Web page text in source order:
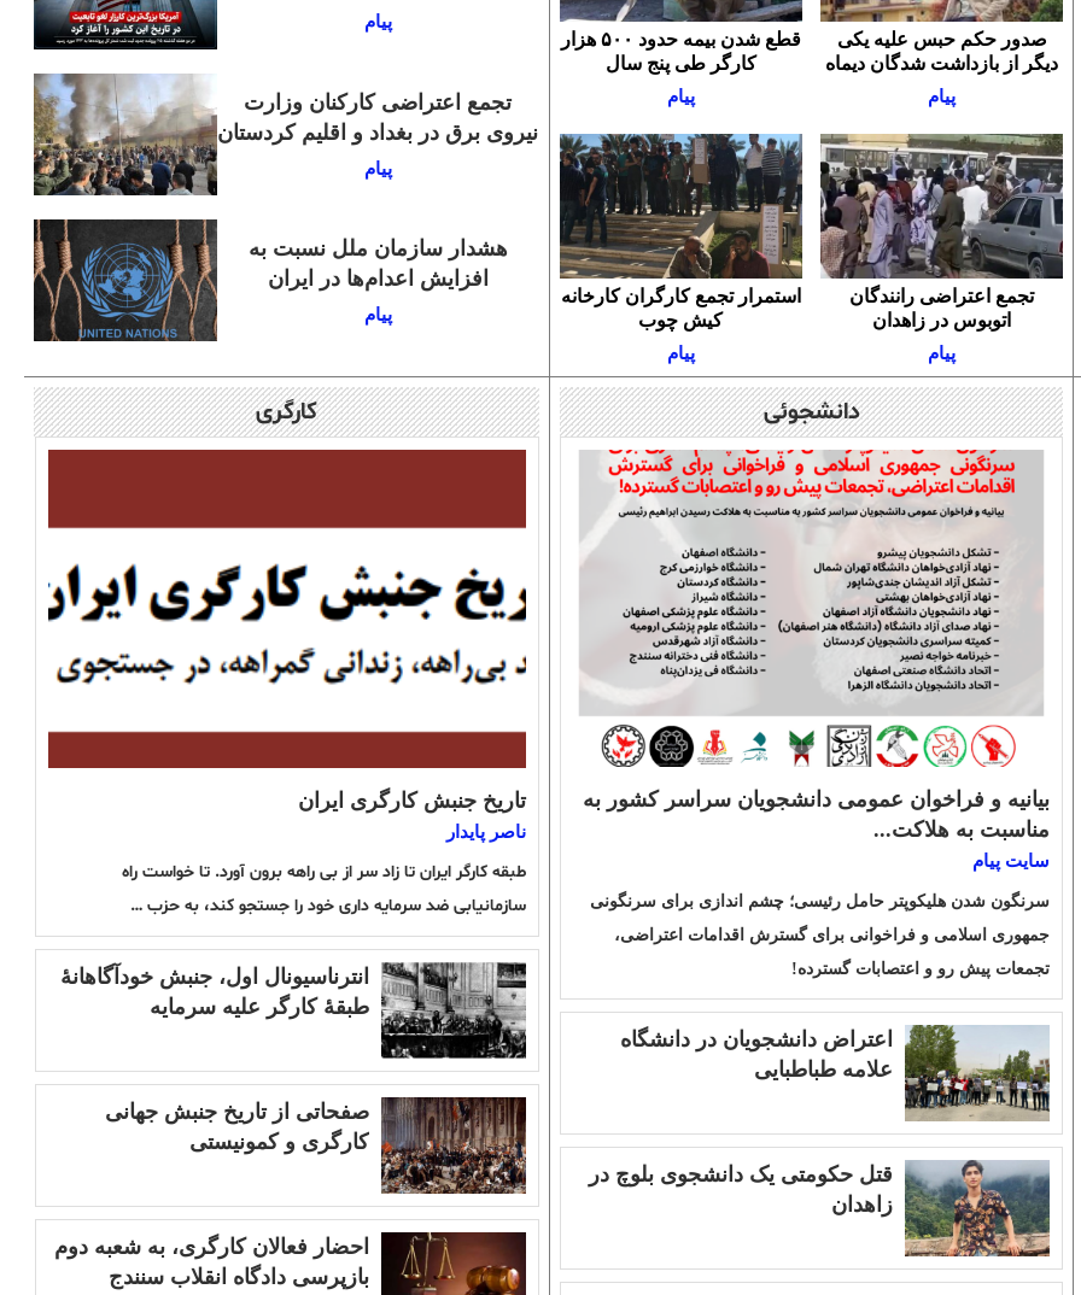
صدور حکم حبس علیه یکی
دیگر از بازداشت شدگان دیماه
پیام
قطع شدن بیمه حدود ۵۰۰ هزار
کارگر طی پنج سال
پیام
تجمع اعتراضی رانندگان
اتوبوس در زاهدان
پیام
استمرار تجمع کارگران کارخانه
کیش چوب
پیام
پیام
تجمع اعتراضی کارکنان وزارت
نیروی برق در بغداد و اقلیم کردستان
پیام
هشدار سازمان ملل نسبت به
افزایش اعدام‌ها در ایران
پیام
دانشجوئی
بیانیه و فراخوان عمومی دانشجویان سراسر کشور به
مناسبت به هلاکت...
سایت پیام
سرنگون شدن هلیکوپتر حامل رئیسی؛ چشم اندازی برای سرنگونی
جمهوری اسلامی و فراخوانی برای گسترش اقدامات اعتراضی،
تجمعات پیش رو و اعتصابات گسترده!
اعتراض دانشجویان در دانشگاه
علامه طباطبایی
قتل حکومتی یک دانشجوی بلوچ در
زاهدان
کارگری
تاریخ جنبش کارگری ایران
ناصر پایدار
طبقه کارگر ایران تا زاد سر از بی راهه برون آورد. تا خواست راه
سازمانیابی ضد سرمایه داری خود را جستجو کند، به حزب …
انترناسیونال اول، جنبش خودآگاهانۀ
طبقۀ کارگر علیه سرمایه
صفحاتی از تاریخ جنبش جهانی
کارگری و کمونیستی
احضار فعالان کارگری، به شعبه دوم
بازپرسی دادگاه انقلاب سنندج